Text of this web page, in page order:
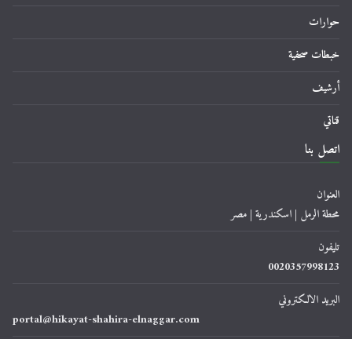
حوارات
خبطات صحفية
أرشيف
قناتي
اتصل بنا
العنوان
محطة الرمل | اسكندرية | مصر
تليفون
0020357998123
البريد الالكتروني
portal@hikayat-shahira-elnaggar.com